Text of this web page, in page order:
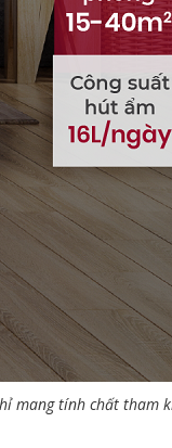
mang tính chất tham